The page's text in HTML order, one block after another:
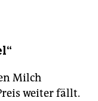
Milch
weiter fällt.